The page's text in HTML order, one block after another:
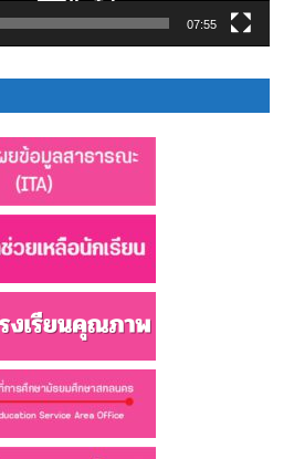
07:55